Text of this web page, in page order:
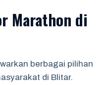
Marathon di
berbagai pilihan
di Blitar.